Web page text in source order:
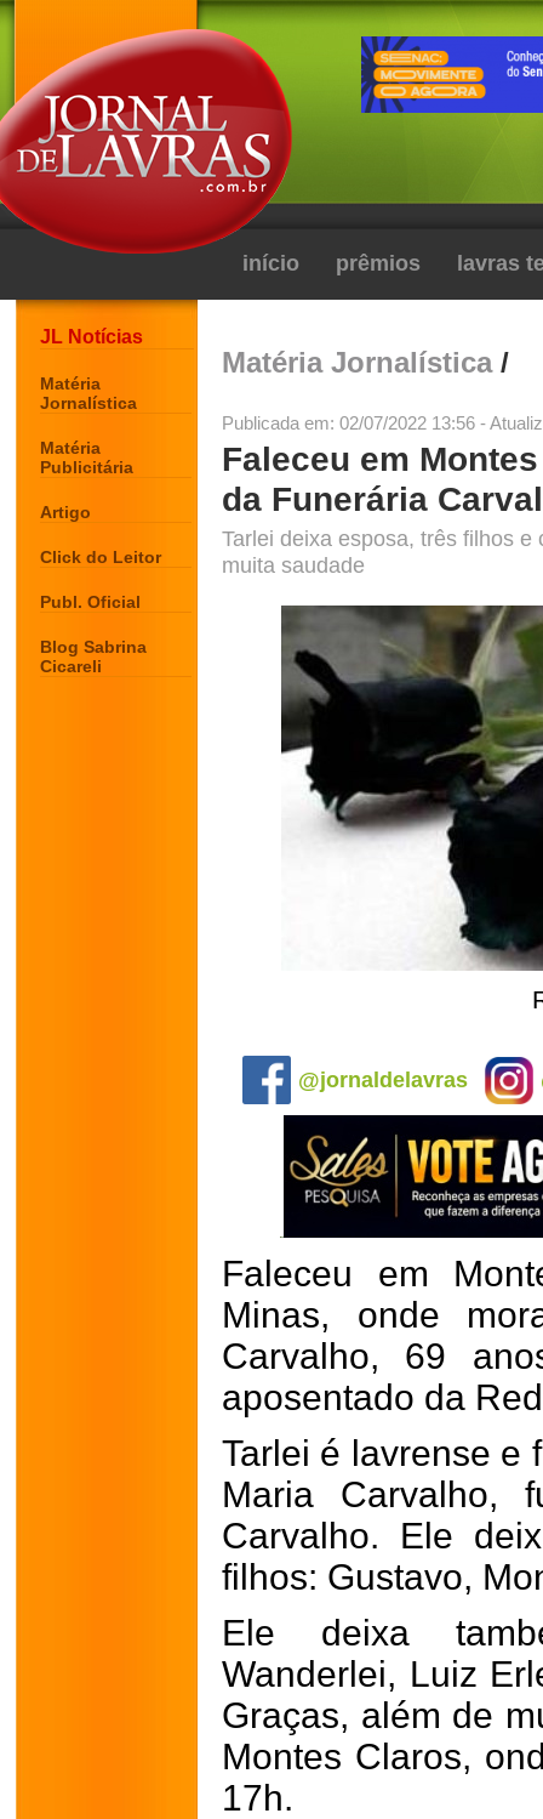
início prêmios lavras
JL Notícias
Matéria
Jornalística
Matéria
Publicitária
Artigo
Click do Leitor
Publ. Oficial
Blog Sabrina
Cicareli
Matéria Jornalística/
Publicada em: 02/07/2022 13:56 -
Faleceu em
da Funerária
Tarlei deixa esposa, três filhos
muita saudade
@jornaldelavras
Faleceu em
Minas, onde
Carvalho, 69
aposentado da
Tarlei é lavrense e
Maria Carvalho,
Carvalho. Ele
filhos: Gustavo,
Ele deixa
Wanderlei, Luiz
Graças, além de
Montes Claros,
17h.